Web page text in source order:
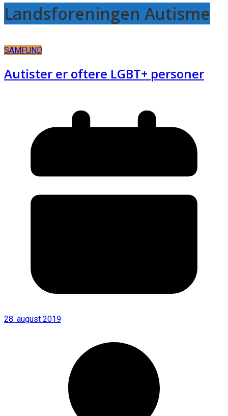
Landsforeningen Autisme
SAMFUND
Autister er oftere LGBT+ personer
28. august 2019